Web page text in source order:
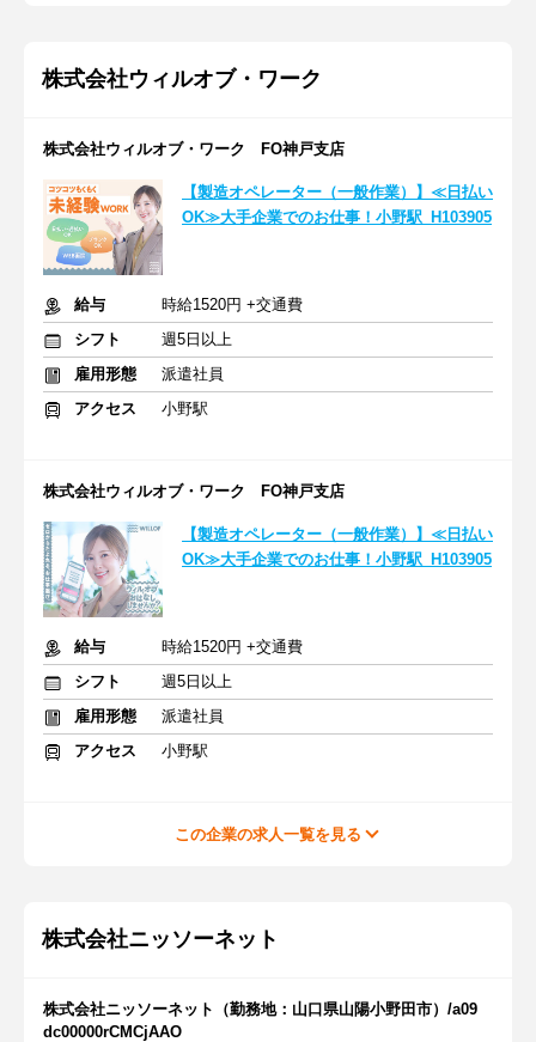
株式会社ウィルオブ・ワーク
株式会社ウィルオブ・ワーク FO神戸支店
【製造オペレーター（一般作業）】≪日払い
OK≫大手企業でのお仕事！小野駅_H103905
給与
時給1520円 +交通費
シフト
週5日以上
雇用形態
派遣社員
アクセス
小野駅
株式会社ウィルオブ・ワーク FO神戸支店
【製造オペレーター（一般作業）】≪日払い
OK≫大手企業でのお仕事！小野駅_H103905
給与
時給1520円 +交通費
シフト
週5日以上
雇用形態
派遣社員
アクセス
小野駅
この企業の求人一覧を見る
株式会社ニッソーネット
株式会社ニッソーネット（勤務地：山口県山陽小野田市）/a09
dc00000rCMCjAAO